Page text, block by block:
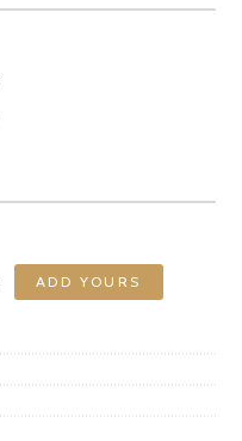
ADD YOURS